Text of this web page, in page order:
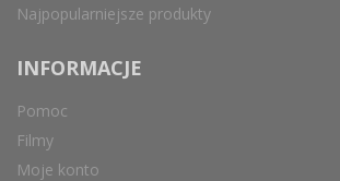
Najpopularniejsze produkty
INFORMACJE
Pomoc
Filmy
Moje konto